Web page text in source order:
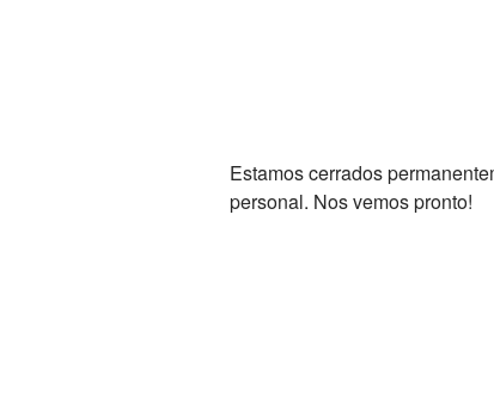
Estamos cerrados
personal. Nos vemos pronto!